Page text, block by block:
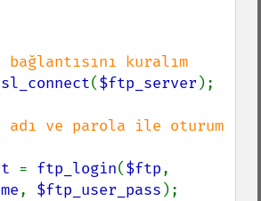
($ftp_server );
ve parola ile oturum
= ftp_login($ftp
, $ftp_user_pass );